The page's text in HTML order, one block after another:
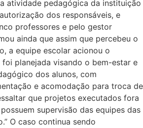
atividade pedagógica da instituição
dos responsáveis, e
professores e pelo gestor
ainda que assim que percebeu o
a equipe escolar acionou o
foi planejada visando o bem-estar e
dos alunos, com
e acomodação para troca de
que projetos executados fora
supervisão das equipes das
O caso continua sendo